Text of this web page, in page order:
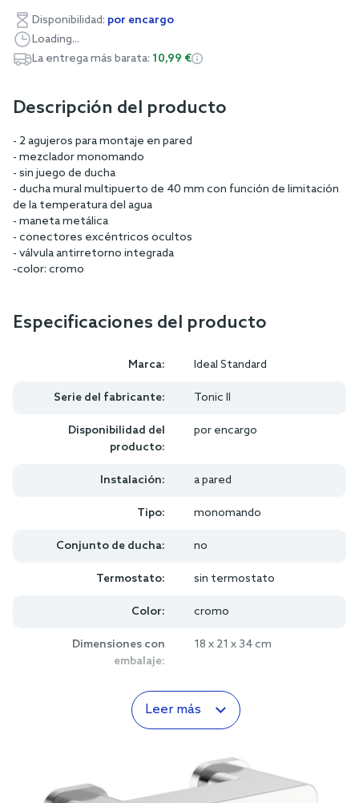
Disponibilidad: por encargo
Loading...
La entrega más barata: 10,99 €
Descripción del producto
- 2 agujeros para montaje en pared
- mezclador monomando
- sin juego de ducha
- ducha mural multipuerto de 40 mm con función de limitación
de la temperatura del agua
- maneta metálica
- conectores excéntricos ocultos
- válvula antirretorno integrada
-color: cromo
Especificaciones del producto
Marca: Ideal Standard
Serie del fabricante: Tonic II
Disponibilidad del
producto:
por encargo
Instalación: a pared
Tipo: monomando
Conjunto de ducha: no
Termostato: sin termostato
Color: cromo
Dimensiones con
embalaje:
18 x 21 x 34 cm
Leer más